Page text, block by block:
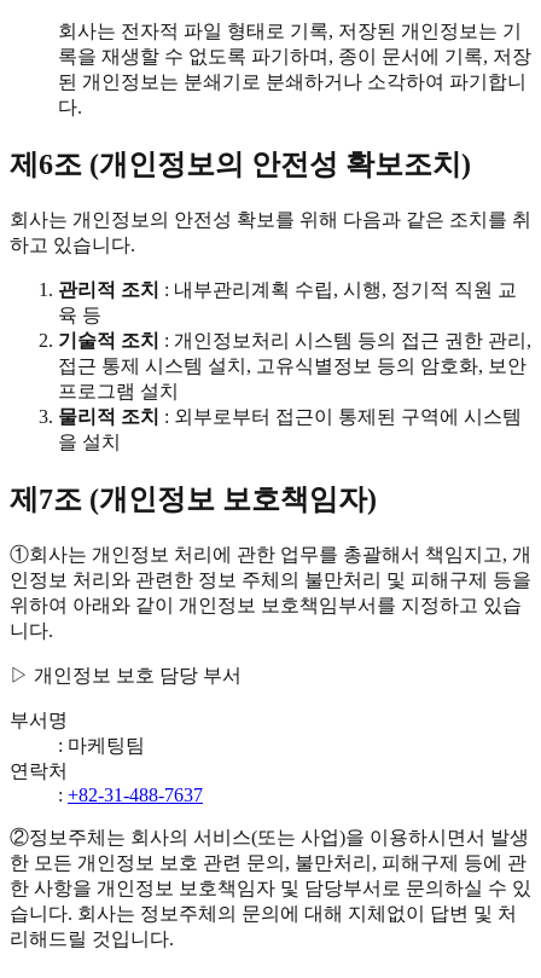
회사는 전자적 파일 형태로 기록, 저장된 개인정보는 기
록을 재생할 수 없도록 파기하며, 종이 문서에 기록, 저장
된 개인정보는 분쇄기로 분쇄하거나 소각하여 파기합니
다.
제6조 (개인정보의 안전성 확보조치)
회사는 개인정보의 안전성 확보를 위해 다음과 같은 조치를 취
하고 있습니다.
관리적 조치 : 내부관리계획 수립, 시행, 정기적 직원 교
육 등
기술적 조치 : 개인정보처리 시스템 등의 접근 권한 관리,
접근 통제 시스템 설치, 고유식별정보 등의 암호화, 보안
프로그램 설치
물리적 조치 : 외부로부터 접근이 통제된 구역에 시스템
을 설치
제7조 (개인정보 보호책임자)
①회사는 개인정보 처리에 관한 업무를 총괄해서 책임지고, 개
인정보 처리와 관련한 정보 주체의 불만처리 및 피해구제 등을
위하여 아래와 같이 개인정보 보호책임부서를 지정하고 있습
니다.
▷ 개인정보 보호 담당 부서
부서명
: 마케팅팀
연락처
: +82-31-488-7637
②정보주체는 회사의 서비스(또는 사업)을 이용하시면서 발생
한 모든 개인정보 보호 관련 문의, 불만처리, 피해구제 등에 관
한 사항을 개인정보 보호책임자 및 담당부서로 문의하실 수 있
습니다. 회사는 정보주체의 문의에 대해 지체없이 답변 및 처
리해드릴 것입니다.